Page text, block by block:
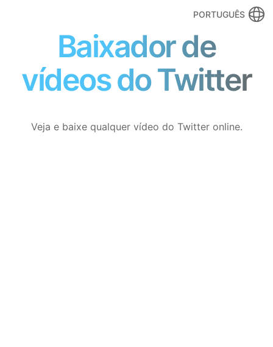
PORTUGUÊS
Baixador de
vídeos do Twitter
Veja e baixe qualquer vídeo do Twitter online.